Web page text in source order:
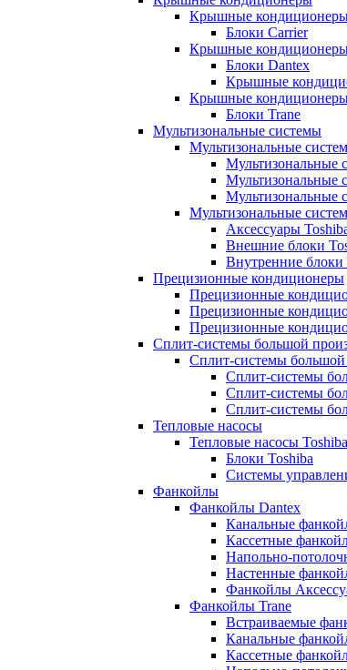
Крышные
Блоки Carrier
Крышные
Блоки Dantex
Крышные
Крышные
Блоки Trane
Мультизональные системы
Мультизональные
Мультизональные
Мультизональные
Мультизональные
Мультизональные
Аксессуары
Внешние блоки
Внутренние блоки
Прецизионные кондиционеры
Прецизионные
Прецизионные
Прецизионные
Сплит-системы большой
Сплит-системы большой
Сплит-системы
Сплит-системы
Сплит-системы
Тепловые насосы
Тепловые насосы Toshiba
Блоки Toshiba
Системы
Фанкойлы
Фанкойлы Dantex
Канальные
Кассетные
Напольно-
Настенные
Фанкойлы
Фанкойлы Trane
Встраиваемые
Канальные
Кассетные